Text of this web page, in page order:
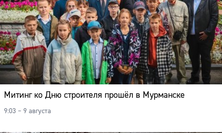
Митинг ко Дню строителя прошёл в Мурманске
9:03 – 9 августа